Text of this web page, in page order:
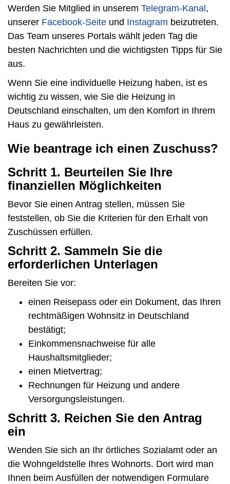
Werden Sie Mitglied in unserem Telegram-Kanal ,
unserer Facebook-Seite und Instagram beizutreten.
Das Team unseres Portals wählt jeden Tag die
besten Nachrichten und die wichtigsten Tipps für Sie
aus.
Wenn Sie eine individuelle Heizung haben, ist es
wichtig zu wissen, wie Sie die Heizung in
Deutschland einschalten, um den Komfort in Ihrem
Haus zu gewährleisten.
Wie beantrage ich einen Zuschuss?
Schritt 1. Beurteilen Sie Ihre
finanziellen Möglichkeiten
Bevor Sie einen Antrag stellen, müssen Sie
feststellen, ob Sie die Kriterien für den Erhalt von
Zuschüssen erfüllen.
Schritt 2. Sammeln Sie die
erforderlichen Unterlagen
Bereiten Sie vor:
einen Reisepass oder ein Dokument, das Ihren
rechtmäßigen Wohnsitz in Deutschland
bestätigt;
Einkommensnachweise für alle
Haushaltsmitglieder;
einen Mietvertrag;
Rechnungen für Heizung und andere
Versorgungsleistungen.
Schritt 3. Reichen Sie den Antrag
ein
Wenden Sie sich an Ihr örtliches Sozialamt oder an
die Wohngeldstelle Ihres Wohnorts. Dort wird man
Ihnen beim Ausfüllen der notwendigen Formulare